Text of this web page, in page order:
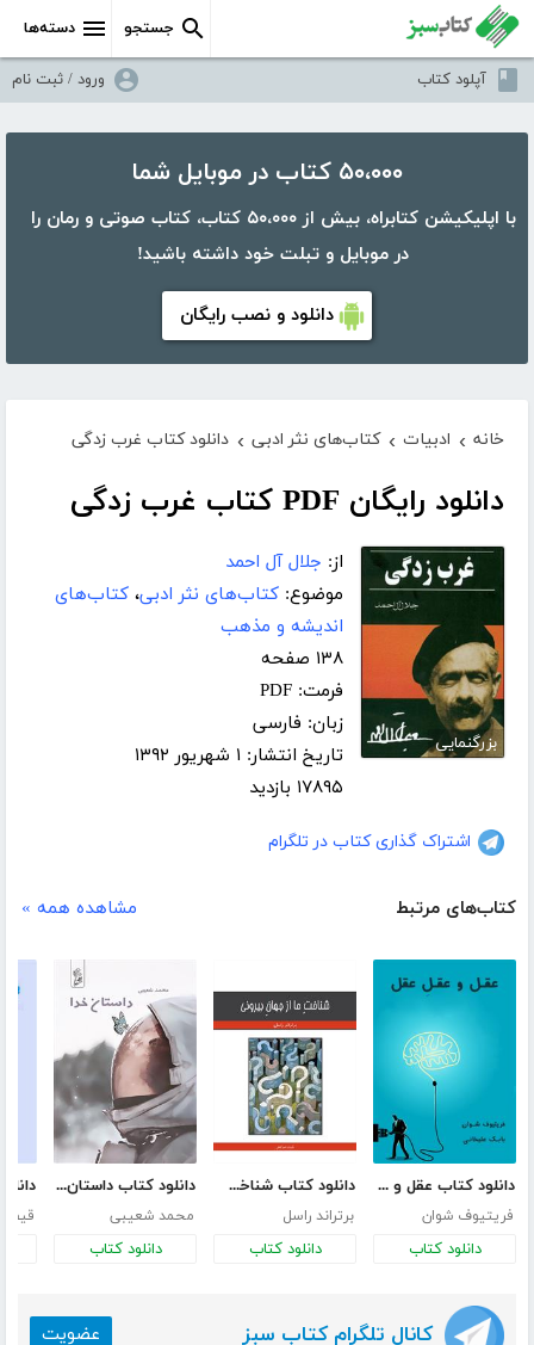
دسته‌ها جستجو
آپلود کتاب ورود / ثبت نام
۵۰،۰۰۰ کتاب در موبایل شما
با اپلیکیشن کتابراه، بیش از ۵۰،۰۰۰ کتاب، کتاب صوتی و رمان را
در موبایل و تبلت خود داشته باشید!
دانلود و نصب رایگان
خانه › ادبیات › کتاب‌های نثر ادبی › دانلود کتاب غرب زدگی
دانلود رایگان PDF کتاب غرب زدگی
بزرگنمایی
از: جلال آل احمد
موضوع: کتاب‌های نثر ادبی، کتاب‌های
اندیشه و مذهب
۱۳۸ صفحه
فرمت: PDF
زبان: فارسی
تاریخ انتشار: ۱ شهریور ۱۳۹۲
۱۷۸۹۵ بازدید
اشتراک گذاری کتاب در تلگرام
کتاب‌های مرتبط مشاهده همه »
دانلود کتاب عقل و عقل عقل
فریتیوف شوان
دانلود کتاب
دانلود کتاب شناخت ما از جهان بیرونی
برتراند راسل
دانلود کتاب
دانلود کتاب داستان خدا
محمد شعیبی
دانلود کتاب
کانال تلگرام کتاب سبز عضویت